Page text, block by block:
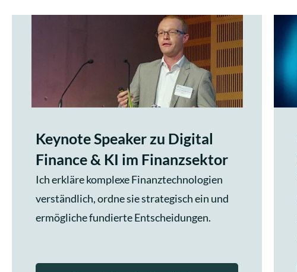
Keynote Speaker zu Digital
Finance & KI im Finanzsektor
Ich erkläre komplexe Finanztechnologien
verständlich, ordne sie strategisch ein und
ermögliche fundierte Entscheidungen.